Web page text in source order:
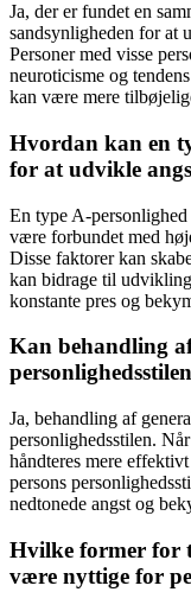
Ja, der er fundet en
sandsynligheden for at
Personer med visse
neuroticisme og
kan være mere
Hvordan kan en
for at udvikle
En type A-
være forbundet med
Disse faktorer kan
kan bidrage til
konstante pres og
Kan behandling
Ja, behandling af
personlighedsstilen.
håndteres mere
persons
nedtonede angst og
Hvilke former for
være nyttige for